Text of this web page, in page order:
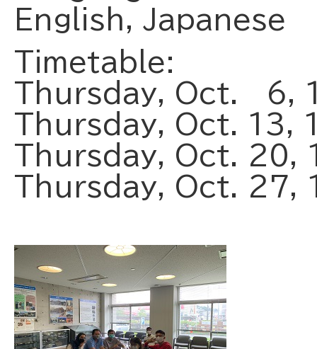
English, Japanese
Timetable:
Thursday, Oct. 6,
Thursday, Oct. 13,
Thursday, Oct. 20,
Thursday, Oct. 27,